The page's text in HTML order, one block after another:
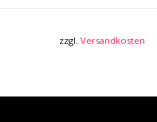
zzgl. Versandkosten